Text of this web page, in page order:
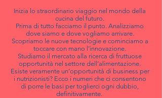
Inizia lo straordinario viaggio nel mondo della
cucina del futuro.
Prima di tutto facciamo il punto. Analizziamo
dove siamo e dove vogliamo arrivare.
Scopriamo le nuove tecnologie e cominciamo a
toccare con mano l’innovazione.
Studiamo il mercato alla ricerca di fruttuose
opportunità nel settore dell’alimentazione.
Esiste veramente un’opportunità di business per
i nutrizionisti? Ecco i numeri che ci consentono
di porre le basi per toglierci ogni dubbio,
definitivamente.